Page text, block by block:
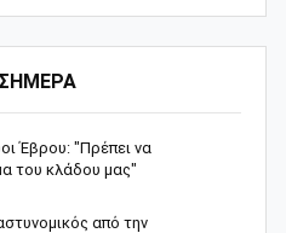
Έβρου: "Πρέπει να
του κλάδου μας"
από την